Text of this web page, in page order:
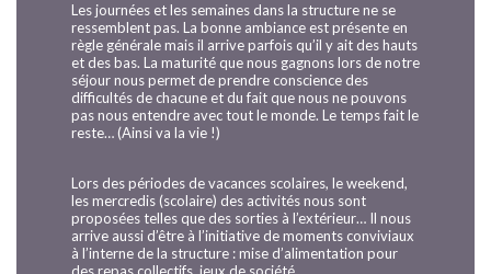
Les journées et les semaines dans la structure ne se
ressemblent pas. La bonne ambiance est présente en
règle générale mais il arrive parfois qu’il y ait des hauts
et des bas. La maturité que nous gagnons lors de notre
séjour nous permet de prendre conscience des
difficultés de chacune et du fait que nous ne pouvons
pas nous entendre avec tout le monde. Le temps fait le
reste… (Ainsi va la vie !)
Lors des périodes de vacances scolaires, le weekend,
les mercredis (scolaire) des activités nous sont
proposées telles que des sorties à l’extérieur… Il nous
arrive aussi d’être à l’initiative de moments conviviaux
à l’interne de la structure : mise d’alimentation pour